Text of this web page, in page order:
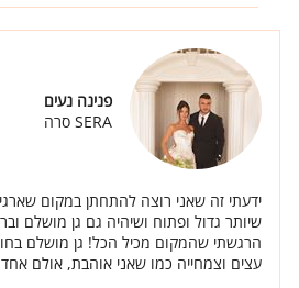
פנינה נעים
SERA סרה
ידעתי זה שאני רוצה להתחתן במקום
שיותר גדול ופתוח ושיהיה גם גן מושלם
הרגשתי שהמקום מכיל הכל! גן מושלם
עצים וצמחייה כמו שאני אוהבת, אולם